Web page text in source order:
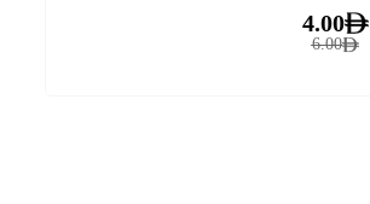
6.00
4.00